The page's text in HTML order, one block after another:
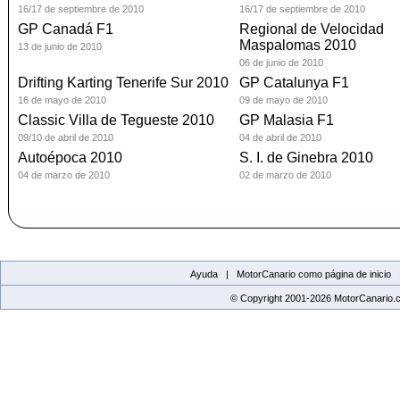
16/17 de septiembre de 2010 16/17 de septiembre de 2010
GP Canadá F1
13 de junio de 2010
Regional de Velocidad
Maspalomas 2010
06 de junio de 2010
Drifting Karting Tenerife Sur 2010
16 de mayo de 2010
GP Catalunya F1
09 de mayo de 2010
Classic Villa de Tegueste 2010
09/10 de abril de 2010
GP Malasia F1
04 de abril de 2010
Autoépoca 2010
04 de marzo de 2010
S. I. de Ginebra 2010
02 de marzo de 2010
Ayuda | MotorCanario como página de inicio
© Copyright 2001-2026